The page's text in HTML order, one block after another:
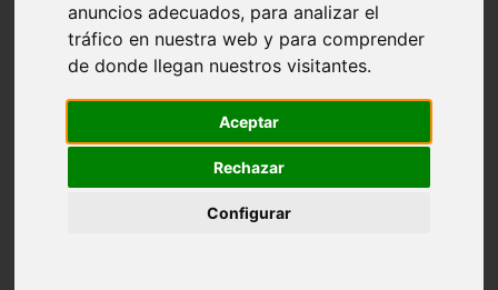
anuncios adecuados, para analizar el
tráfico en nuestra web y para comprender
de donde llegan nuestros visitantes.
Aceptar
Rechazar
Configurar
Córdoba - almedinilla
Navarra - zangoza
Cantabria - arenas-de-iguña
Barcelona - la-pobla-de-lillet
Murcia - cartagena
Madrid - nuevo-baztán